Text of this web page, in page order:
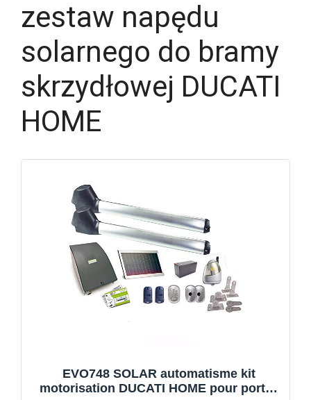
zestaw napędu
solarnego do bramy
skrzydłowej DUCATI
HOME
EVO748 SOLAR automatisme kit
motorisation DUCATI HOME pour portail